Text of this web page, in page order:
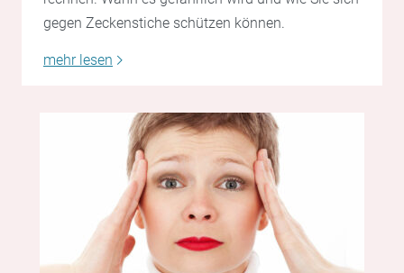
gegen Zeckenstiche schützen können.
mehr lesen